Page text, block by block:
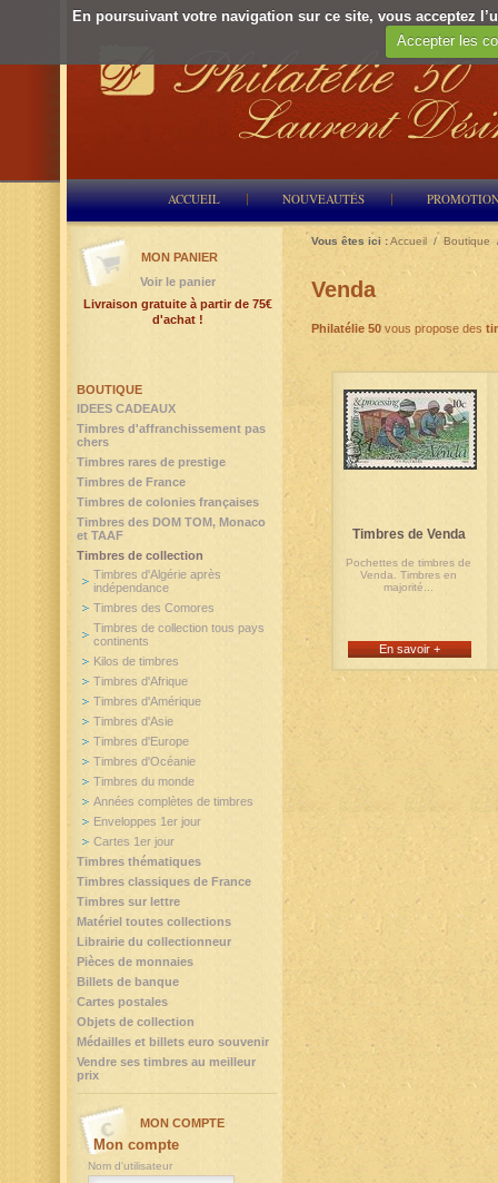
En poursuivant votre navigation sur ce site, vous acceptez
Accepter les
ACCUEIL NOUVEAUTÉS
Vous êtes ici :Accueil / Boutique
Venda
Philatélie 50 vous propose des
Timbres de Venda
Pochettes de timbres de
Venda. Timbres en
majorité...
En savoir +
BOUTIQUE
IDEES CADEAUX
Timbres d'affranchissement pas
chers
Timbres rares de prestige
Timbres de France
Timbres de colonies françaises
Timbres des DOM TOM, Monaco
et TAAF
Timbres de collection
Timbres d'Algérie après
indépendance
Timbres des Comores
Timbres de collection tous pays
continents
Kilos de timbres
Timbres d'Afrique
Timbres d'Amérique
Timbres d'Asie
Timbres d'Europe
Timbres d'Océanie
Timbres du monde
Années complètes de timbres
Enveloppes 1er jour
Cartes 1er jour
Timbres thématiques
Timbres classiques de France
Timbres sur lettre
Matériel toutes collections
Librairie du collectionneur
Pièces de monnaies
Billets de banque
Cartes postales
Objets de collection
Médailles et billets euro souvenir
Vendre ses timbres au meilleur
prix
MON PANIER
Voir le panier
Livraison gratuite à partir de 75€
d'achat !
MON COMPTE
Mon compte
Nom d'utilisateur